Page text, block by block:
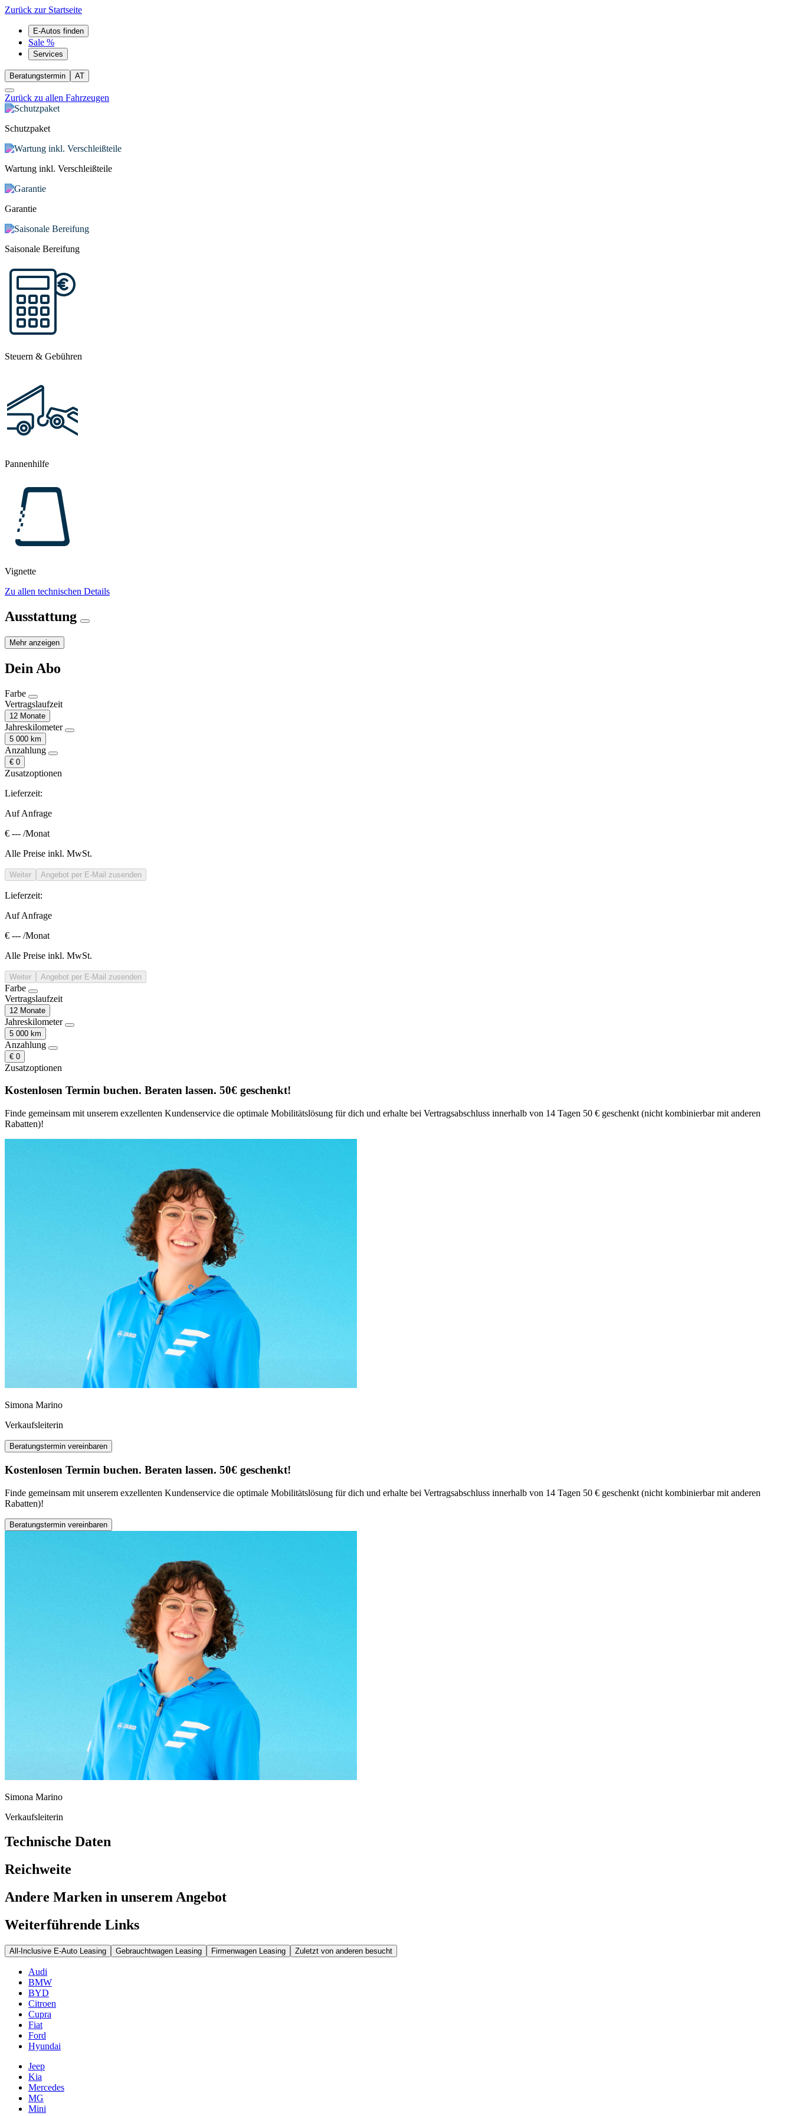
Zurück zur Startseite
E-Autos finden
Sale %
Services
Beratungstermin AT
Zurück zu allen Fahrzeugen
Schutzpaket
Wartung inkl. Verschleißteile
Garantie
Saisonale Bereifung
Steuern & Gebühren
Pannenhilfe
Vignette
Zu allen technischen Details
Ausstattung
Mehr anzeigen
Dein Abo
Farbe
Vertragslaufzeit
12 Monate
Jahreskilometer
5 000 km
Anzahlung
€ 0
Zusatzoptionen
Lieferzeit:
Auf Anfrage
€ --- /Monat
Alle Preise inkl. MwSt.
Weiter Angebot per E-Mail zusenden
Lieferzeit:
Auf Anfrage
€ --- /Monat
Alle Preise inkl. MwSt.
Weiter Angebot per E-Mail zusenden
Farbe
Vertragslaufzeit
12 Monate
Jahreskilometer
5 000 km
Anzahlung
€ 0
Zusatzoptionen
Kostenlosen Termin buchen. Beraten lassen. 50€ geschenkt!
Finde gemeinsam mit unserem exzellenten Kundenservice die optimale Mobilitätslösung für dich und erhalte bei Vertragsabschluss innerhalb von 14 Tagen 50 € geschenkt (nicht kombinierbar mit anderen
Rabatten)!
Simona Marino
Verkaufsleiterin
Beratungstermin vereinbaren
Kostenlosen Termin buchen. Beraten lassen. 50€ geschenkt!
Finde gemeinsam mit unserem exzellenten Kundenservice die optimale Mobilitätslösung für dich und erhalte bei Vertragsabschluss innerhalb von 14 Tagen 50 € geschenkt (nicht kombinierbar mit anderen
Rabatten)!
Beratungstermin vereinbaren
Simona Marino
Verkaufsleiterin
Technische Daten
Reichweite
Andere Marken in unserem Angebot
Weiterführende Links
All-Inclusive E-Auto Leasing Gebrauchtwagen Leasing Firmenwagen Leasing Zuletzt von anderen besucht
Audi
BMW
BYD
Citroen
Cupra
Fiat
Ford
Hyundai
Jeep
Kia
Mercedes
MG
Mini